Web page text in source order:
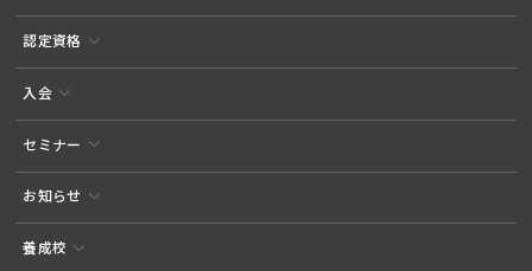
認定資格
入会
セミナー
お知らせ
養成校